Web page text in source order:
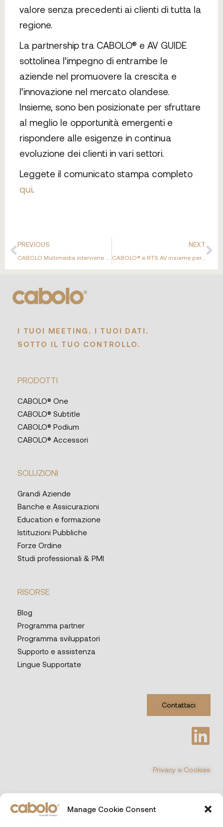
Manage Cookie Consent
valore senza precedenti ai clienti di tutta la
regione.
La partnership tra CABOLO® e AV GUIDE
sottolinea l’impegno di entrambe le
aziende nel promuovere la crescita e
l’innovazione nel mercato olandese.
Insieme, sono ben posizionate per sfruttare
al meglio le opportunità emergenti e
rispondere alle esigenze in continua
evoluzione dei clienti in vari settori.
Leggete il comunicato stampa completo
qui.
PREVIOUS NEXT
CABOLO® e RTS AV insieme per ampliare la propria presenza nel Regno Unito
I TUOI MEETING. I TUOI DATI.
SOTTO IL TUO CONTROLLO.
PRODOTTI
CABOLO® One
CABOLO® Subtitle
CABOLO® Podium
CABOLO® Accessori
SOLUZIONI
Grandi Aziende
Banche e Assicurazioni
Education e formazione
Istituzioni Pubbliche
Forze Ordine
Studi professionali & PMI
RISORSE
Blog
Programma partner
Programma sviluppatori
Supporto e assistenza
Lingue Supportate
Contattaci
Privacy e Cookies
©COPYRIGHT 2026 All Rights Reserved